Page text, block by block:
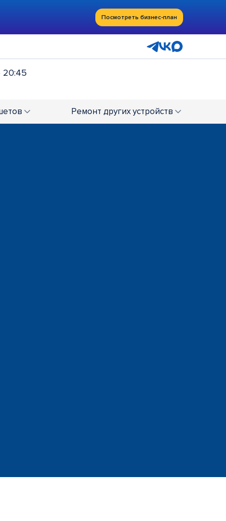
Посмотреть бизнес-план
20:45
Ремонт других устройств